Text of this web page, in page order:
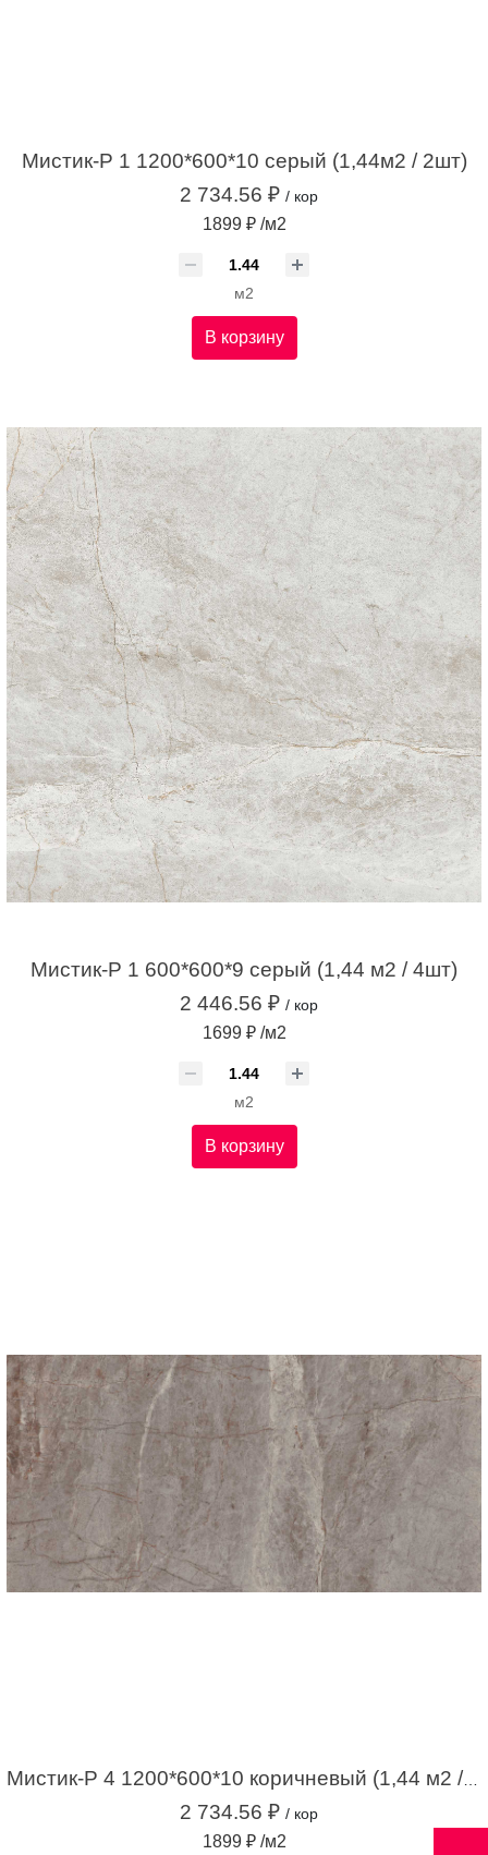
Мистик-Р 1 1200*600*10 серый (1,44м2 / 2шт)
2 734.56 ₽ / кор
1899 ₽ /м2
м2
В корзину
Мистик-Р 1 600*600*9 серый (1,44 м2 / 4шт)
2 446.56 ₽ / кор
1699 ₽ /м2
м2
В корзину
2 734.56 ₽ / кор
1899 ₽ /м2